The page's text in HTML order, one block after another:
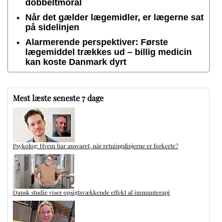
dobbeltmoral
Når det gælder lægemidler, er lægerne sat
på sidelinjen
Alarmerende perspektiver: Første
lægemiddel trækkes ud – billig medicin
kan koste Danmark dyrt
Mest læste seneste 7 dage
Psykolog: Hvem har ansvaret, når retningslinjerne er forkerte?
Dansk studie viser opsigtsvækkende effekt af immunterapi